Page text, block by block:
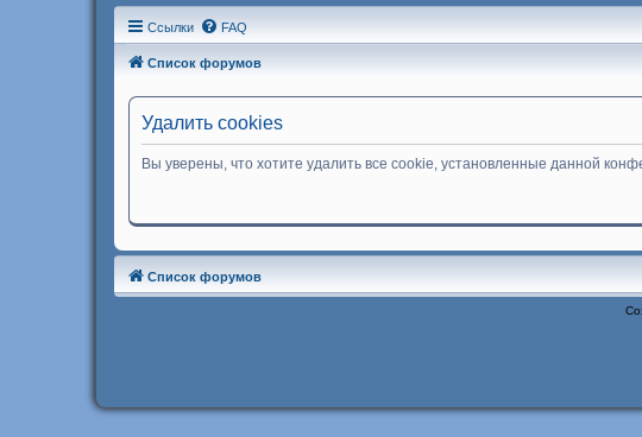
Ссылки FAQ
Список форумов
Удалить cookies
Вы уверены, что хотите удалить все cookie, установленные данной
Список форумов